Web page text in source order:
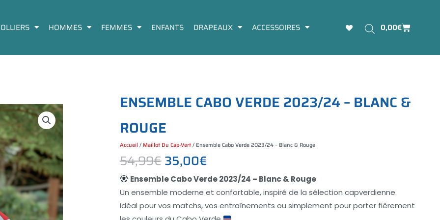
HOMMES FEMMES ENFANTS DRAPEAUX ACCESSOIRES 0,00€Panier
ENSEMBLE CABO VERDE 2023/24– BLANC &
ROUGE
Accueil / Maillot Du Cap-Vert/ Ensemble Cabo Verde 2023/24 – Blanc & Rouge
54,99€
Le
Prix
35,00€
Le
Prix
Ensemble Cabo Verde 2023/24 – Blanc & Rouge
Un ensemble moderne et confortable, inspiré de la sélection capverdienne.
Idéal pour vos matchs, vos entraînements ou simplement pour porter fièrement